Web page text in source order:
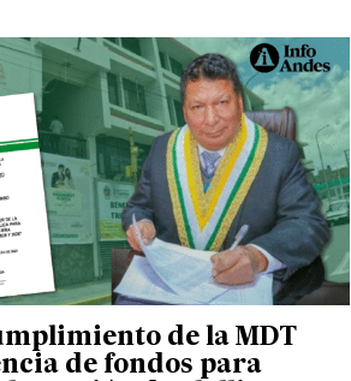
de la MDT
de fondos para